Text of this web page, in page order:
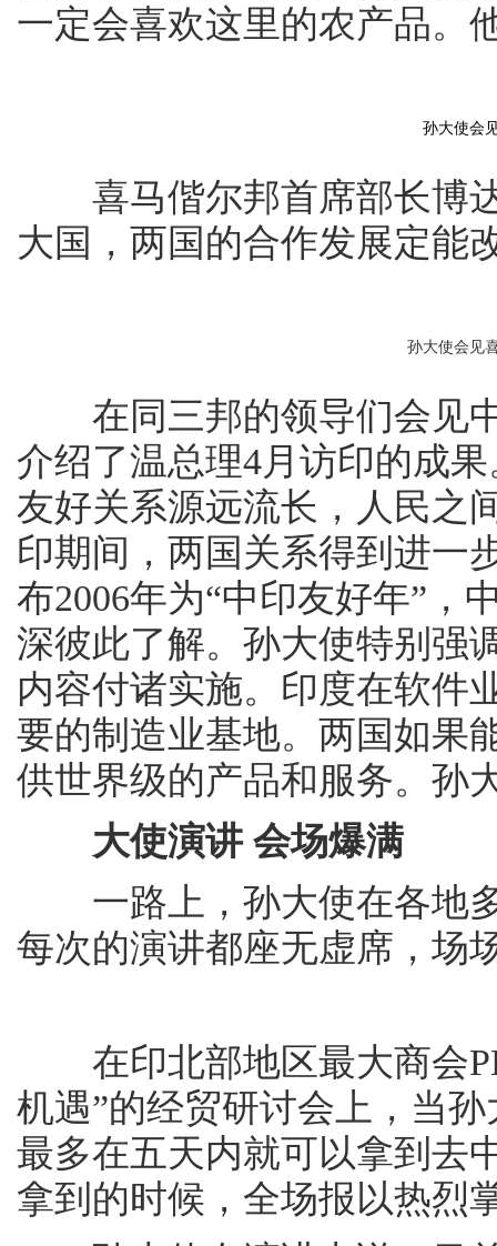
一定会喜欢这里的农产品。
孙大使会
喜马偕尔邦首席部长博达
大国，两国的合作发展定能
孙大使会见
在同三邦的领导们会见中
介绍了温总理4月访印的成
友好关系源远流长，人民之
印期间，两国关系得到进一
布2006年为“中印友好年”，
深彼此了解。孙大使特别强
内容付诸实施。印度在软件
要的制造业基地。两国如果
供世界级的产品和服务。孙
大使演讲 会场爆满
一路上，孙大使在各地多
每次的演讲都座无虚席，场
在印北部地区最大商会
机遇”的经贸研讨会上，当
最多在五天内就可以拿到去
拿到的时候，全场报以热烈